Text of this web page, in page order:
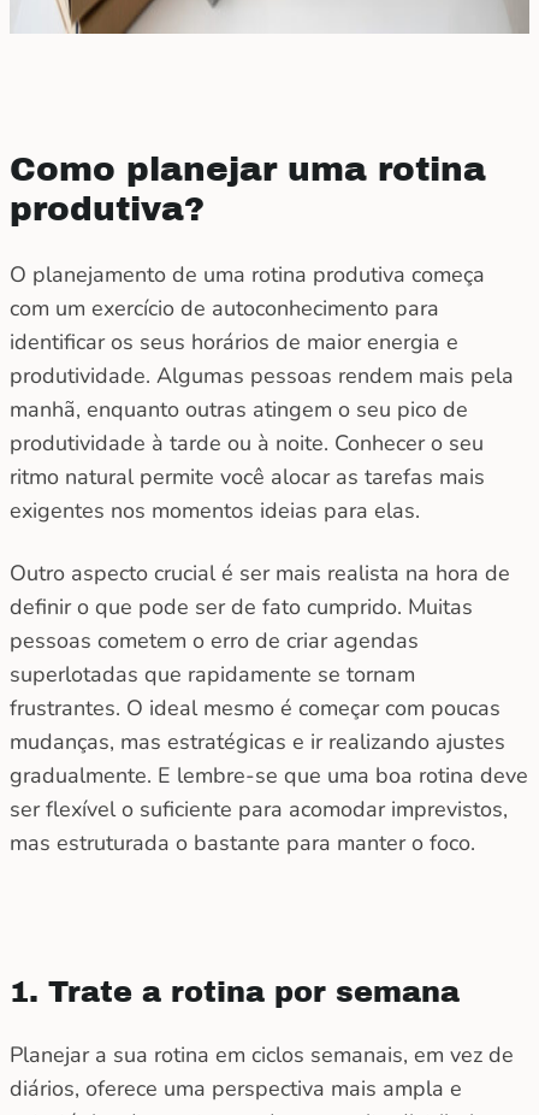
Como planejar uma rotina
produtiva?
O planejamento de uma rotina produtiva começa
com um exercício de autoconhecimento para
identificar os seus horários de maior energia e
produtividade. Algumas pessoas rendem mais pela
manhã, enquanto outras atingem o seu pico de
produtividade à tarde ou à noite. Conhecer o seu
ritmo natural permite você alocar as tarefas mais
exigentes nos momentos ideias para elas.
Outro aspecto crucial é ser mais realista na hora de
definir o que pode ser de fato cumprido. Muitas
pessoas cometem o erro de criar agendas
superlotadas que rapidamente se tornam
frustrantes. O ideal mesmo é começar com poucas
mudanças, mas estratégicas e ir realizando ajustes
gradualmente. E lembre-se que uma boa rotina deve
ser flexível o suficiente para acomodar imprevistos,
mas estruturada o bastante para manter o foco.
1. Trate a rotina por semana
Planejar a sua rotina em ciclos semanais, em vez de
diários, oferece uma perspectiva mais ampla e